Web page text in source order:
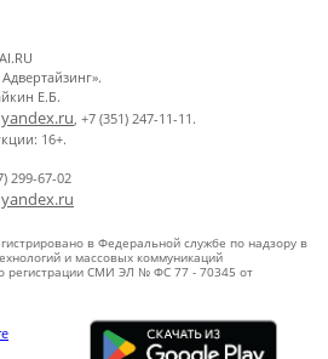
Е.Б.
, +7 (351) 247-11-11.
16+.
299-67-02
в Федеральной службе по надзору в
и массовых коммуникаций
регистрации СМИ ЭЛ № ФС 77 - 70345 от